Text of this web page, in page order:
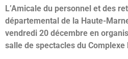
L’Amicale du personnel et des
départemental de la Haute-
vendredi 20 décembre en
salle de spectacles du Complexe